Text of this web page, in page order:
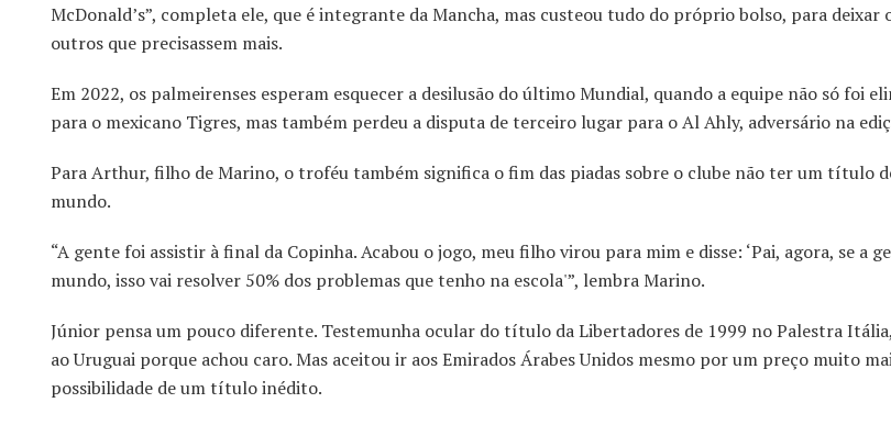
McDonald’s”, completa ele, que é integrante da Mancha, mas custeou tudo do próprio bolso, para deixar
outros que precisassem mais.
Em 2022, os palmeirenses esperam esquecer a desilusão do último Mundial, quando a equipe não só foi
para o mexicano Tigres, mas também perdeu a disputa de terceiro lugar para o Al Ahly, adversário na
Para Arthur, filho de Marino, o troféu também significa o fim das piadas sobre o clube não ter um título
mundo.
“A gente foi assistir à final da Copinha. Acabou o jogo, meu filho virou para mim e disse: ‘Pai, agora, se a
mundo, isso vai resolver 50% dos problemas que tenho na escola'”, lembra Marino.
Júnior pensa um pouco diferente. Testemunha ocular do título da Libertadores de 1999 no Palestra
ao Uruguai porque achou caro. Mas aceitou ir aos Emirados Árabes Unidos mesmo por um preço muito
possibilidade de um título inédito.